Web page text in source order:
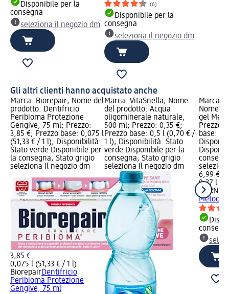
Disponibile per la
consegna
seleziona il negozio dm
(6)
Disponibile per la
consegna
seleziona il negozio dm
Gli altri clienti hanno acquistato anche
Marca: Biorepair; Nome del
prodotto: Dentifricio
Peribioma Protezione
Gengive, 75 ml; Prezzo:
3,85 €; Prezzo base: 0,075 l
(51,33 € / 1 l); Disponibilità:
Stato verde Disponibile per
la consegna, Stato grigio
seleziona il negozio dm
3,85 €
0,075 l (51,33 € / 1 l)
BiorepairDentifricio
Peribioma Protezione
Gengive, 75 ml
Marca: VitaSnella; Nome
del prodotto: Acqua
oligominerale naturale,
500 ml; Prezzo: 0,35 €;
Prezzo base: 0,5 l (0,70 € /
1 l); Disponibilità: Stato
verde Disponibile per la
consegna, Stato grigio
seleziona il negozio dm
Marca:
Nome
gel
Prezzo:
base:
6,99 €
0,37 l
Metodo